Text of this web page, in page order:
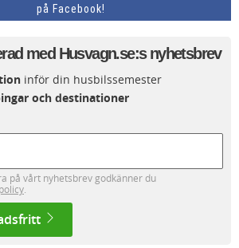
på Facebook!
med Husvagn.se:s nyhetsbrev
inför din husbilssemester
och destinationer
på vårt nyhetsbrev godkänner du